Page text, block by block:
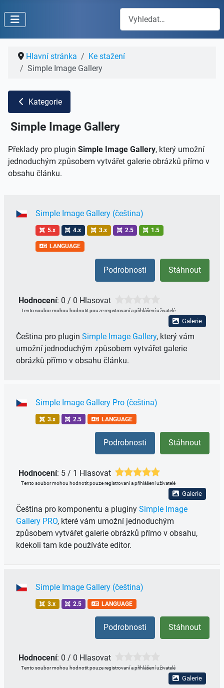
Hledat
Hlavní stránka
Ke stažení
Simple Image Gallery
Kategorie
Simple Image Gallery
Překlady pro plugin Simple Image Gallery, který umožní
jednoduchým způsobem vytvářet galerie obrázků přímo v
obsahu článku.
Simple Image Gallery (čeština)
5.x 4.x 3.x 2.5 1.5
LANGUAGE
Stáhnout
Podrobnosti
Hodnocení: 0 / 0 Hlasovat
Tento soubor mohou hodnotit pouze registrovaní a přihlášení uživatelé
Galerie
Čeština pro plugin Simple Image Gallery, který vám
umožní jednoduchým způsobem vytvářet galerie
obrázků přímo v obsahu článku.
Simple Image Gallery Pro (čeština)
3.x 2.5 LANGUAGE
Stáhnout
Podrobnosti
Hodnocení: 5 / 1 Hlasovat
Tento soubor mohou hodnotit pouze registrovaní a přihlášení uživatelé
Galerie
Čeština pro komponentu a pluginy Simple Image
Gallery PRO, které vám umožní jednoduchým
způsobem vytvářet galerie obrázků přímo v obsahu,
kdekoli tam kde používáte editor.
Simple Image Gallery (čeština)
3.x 2.5 LANGUAGE
Stáhnout
Podrobnosti
Hodnocení: 0 / 0 Hlasovat
Tento soubor mohou hodnotit pouze registrovaní a přihlášení uživatelé
Galerie